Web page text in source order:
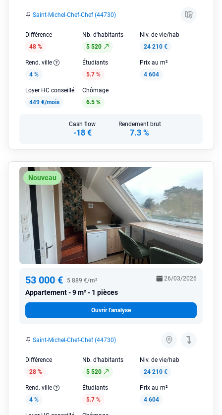
Saint-Michel-Chef-Chef (44730)
Différence
48 %
Nb. d'habitants
5 520
Niv. de vie/hab
24 210 €
Rend. ville
4 %
Étudiants
5.7 %
Prix au m²
4 604
Loyer HC conseillé
449 €/mois
Chômage
6.5 %
Cash flow
-18 €
Rendement brut
7.3 %
Nouveau
53 000 € 5 889 €/m²
Appartement 9 m² - 1 pièces
26/03/2026
Ouvrir l'analyse
Saint-Michel-Chef-Chef (44730)
Différence
28 %
Nb. d'habitants
5 520
Niv. de vie/hab
24 210 €
Rend. ville
4 %
Étudiants
5.7 %
Prix au m²
4 604